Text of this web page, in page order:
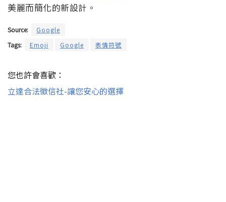
美麗而簡化的新設計。
Source:
Google
Tags:
Emoji Google 表情符號
您也許會喜歡：
立達合法徵信社-讓您安心的選擇